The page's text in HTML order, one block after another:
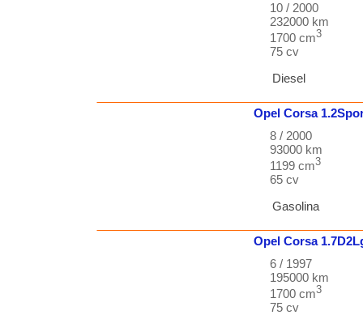
10 / 2000
232000 km
1700 cm3
75 cv
Diesel
Opel Corsa
8 / 2000
93000 km
1199 cm3
65 cv
Gasolina
Opel Corsa
6 / 1997
195000 km
1700 cm3
75 cv